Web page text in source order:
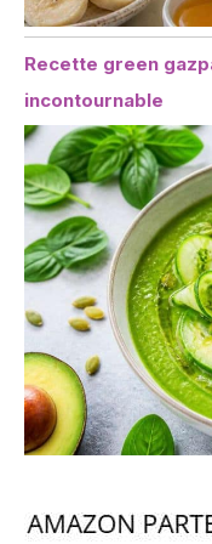
Recette green
incontournable